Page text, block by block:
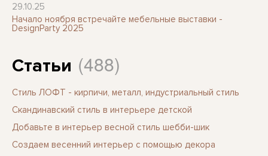
29.10.25
Начало ноября встречайте мебельные выставки -
DesignParty 2025
Статьи (488)
Стиль ЛОФТ - кирпичи, металл, индустриальный стиль
Скандинавский стиль в интерьере детской
Добавьте в интерьер весной стиль шебби-шик
Создаем весенний интерьер с помощью декора